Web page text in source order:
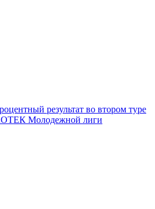
результат во втором туре
Молодежной лиги